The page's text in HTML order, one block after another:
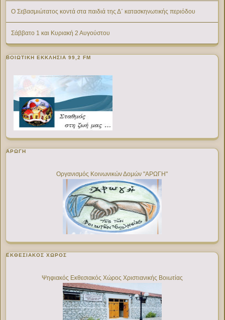
Ο Σεβασμιώτατος κοντά στα παιδιά της Δ΄ κατασκηνωτικής περιόδου
Σάββατο 1 και Κυριακή 2 Αυγούστου
ΒΟΙΩΤΙΚΉ ΕΚΚΛΗΣΊΑ 99,2 FM
ΑΡΩΓΗ
Οργανισμός Κοινωνικών Δομών "ΑΡΩΓΗ"
ΕΚΘΕΣΙΑΚΌΣ ΧΏΡΟΣ
Ψηφιακός Εκθεσιακός Χώρος Χριστιανικής Βοιωτίας